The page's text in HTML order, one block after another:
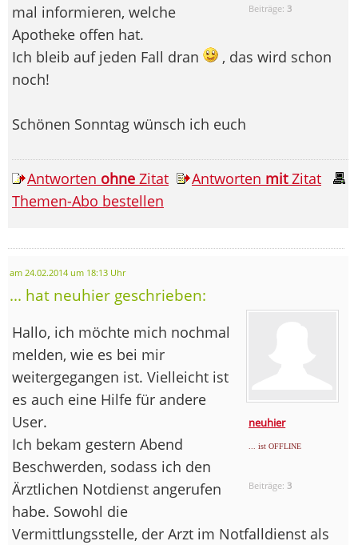
Beiträge: 3
mal informieren, welche
Apotheke offen hat.
Ich bleib auf jeden Fall dran
, das wird schon
noch!
Schönen Sonntag wünsch ich euch
Antworten ohne Zitat Antworten mitZitat
Themen-Abo bestellen
am 24.02.2014 um 18:13 Uhr
... hat neuhier geschrieben:
neuhier
... ist OFFLINE
Beiträge:3
Hallo, ich möchte mich nochmal
melden, wie es bei mir
weitergegangen ist. Vielleicht ist
es auch eine Hilfe für andere
User.
Ich bekam gestern Abend
Beschwerden, sodass ich den
Ärztlichen Notdienst angerufen
habe. Sowohl die
Vermittlungsstelle, der Arzt im Notfalldienst als